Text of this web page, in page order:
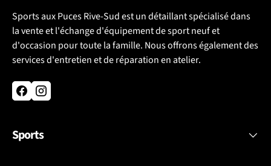
Sports aux Puces Rive-Sud est un détaillant spécialisé dans
la vente et l'échange d'équipement de sport neuf et
d'occasion pour toute la famille. Nous offrons également des
services d'entretien et de réparation en atelier.
FacebookInstagram
Sports